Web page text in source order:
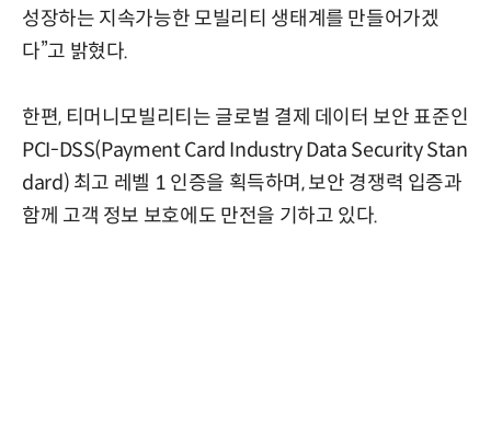
성장하는 지속가능한 모빌리티 생태계를 만들어가겠
다”고 밝혔다.
한편, 티머니모빌리티는 글로벌 결제 데이터 보안 표준인
PCI-DSS(Payment Card Industry Data Security Stan
dard) 최고 레벨 1 인증을 획득하며, 보안 경쟁력 입증과
함께 고객 정보 보호에도 만전을 기하고 있다.